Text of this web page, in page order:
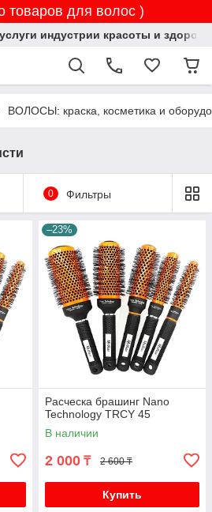
товаров для волос )
индустрии красоты и
ВОЛОСЫ: краска, косметика и
0 Фильтры
–23%
Расческа брашинг Nano
Technology TRCY 45
В наличии
2 000 ₸ 2 600 ₸
Купить